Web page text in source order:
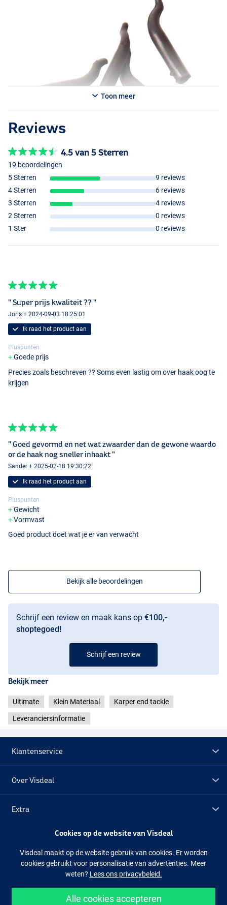
Short, Hook Size 2-6
Short, Hook Size 2-6
Toon meer
Reviews
4.5 van 5 Sterren
19 beoordelingen
5 Sterren
9 reviews
4 Sterren
6 reviews
3 Sterren
4 reviews
2 Sterren
0 reviews
1 Ster
0 reviews
" Super prijs kwaliteit ?? "
Joris + 2024-09-03 18:25:01
Ik raad het product aan
Pluspunten
Goede prijs
Precies zoals beschreven ?? Soms even lastig om over haak oog te
krijgen
" Goed gevormd en net wat zwaarder dan de gewone waardo
or de haak nog sneller inhaakt "
Sander + 2025-02-18 19:30:22
Ik raad het product aan
Pluspunten
Gewicht
Vormvast
Goed product doet wat je er van verwacht
Bekijk alle beoordelingen
Schrijf een review en maak kans op €100,-
shoptegoed!
Schrijf een review
Bekijk meer
Ultimate Klein Materiaal Karper end tackle
Leveranciersinformatie
Klantenservice
Over Visdeal
Extra
Facebook Instagram
Cookies op de website van Visdeal
Visdeal maakt op de website gebruik van cookies. Er worden
cookies gebruikt voor personalisatie van advertenties. Meer
weten? Lees ons privacybeleid.
Alle cookies accepteren